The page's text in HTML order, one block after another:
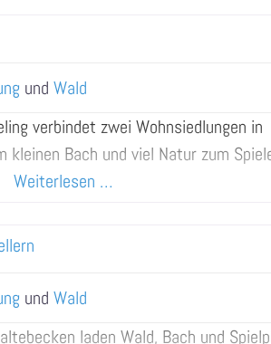
und Wald
verbindet zwei Wohnsiedlungen in
kleinen Bach und viel Natur zum
Weiterlesen …
und Wald
laden Wald, Bach und